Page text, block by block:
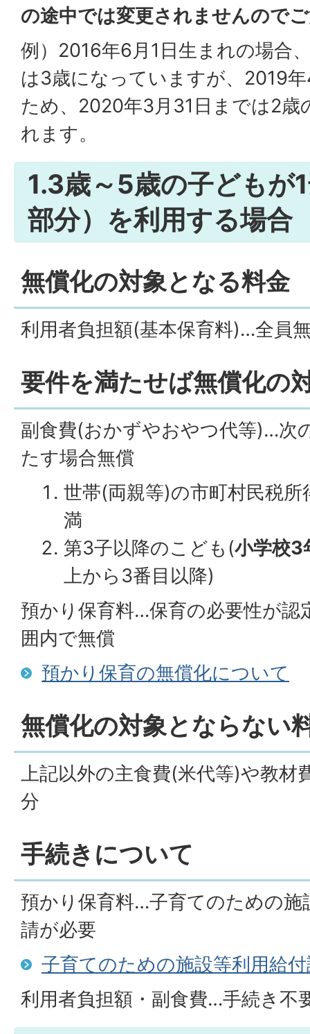
の途中では変更されませんので
例）2016年6月1日生まれの場合
は3歳になっていますが、2019
ため、2020年3月31日までは2歳
れます。
1.3歳～5歳の子どもが
部分）を利用する場合
無償化の対象となる料金
利用者負担額(基本保育料)…全員
要件を満たせば無償化の
副食費(おかずやおやつ代等)…次
たす場合無償
世帯(両親等)の市町村民税所
満
第3子以降のこども(小学校3
上から3番目以降)
預かり保育料…保育の必要性が認
囲内で無償
預かり保育の無償化について
無償化の対象とならない
上記以外の主食費(米代等)や教材
分
手続きについて
預かり保育料…子育てのための施
請が必要
子育てのための施設等利用給
利用者負担額・副食費…手続き不